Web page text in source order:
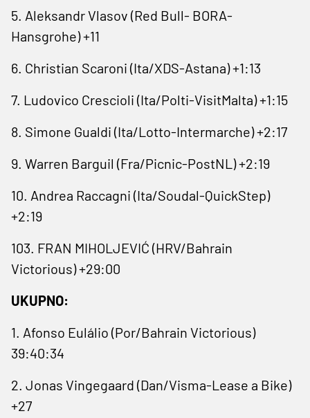
5. ⁠Aleksandr Vlasov (Red Bull- BORA-
Hansgrohe) +11
6. ‌Christian Scaroni (Ita/XDS-Astana) +1:13
7. ​Ludovico Crescioli (Ita/Polti-VisitMalta) +1:15
8. ‌Simone Gualdi (Ita/Lotto-Intermarche) +2:17
9. Warren Barguil (Fra/Picnic-​PostNL) +2:19
10. Andrea Raccagni (Ita/Soudal-QuickStep)
+2:19
103. FRAN MIHOLJEVIĆ (HRV/Bahrain
Victorious) +29:00
UKUPNO:
1. Afonso ​Eulálio (Por/Bahrain Victorious)
39:40:34
2. Jonas Vingegaard (Dan/Visma-Lease a Bike)
+27